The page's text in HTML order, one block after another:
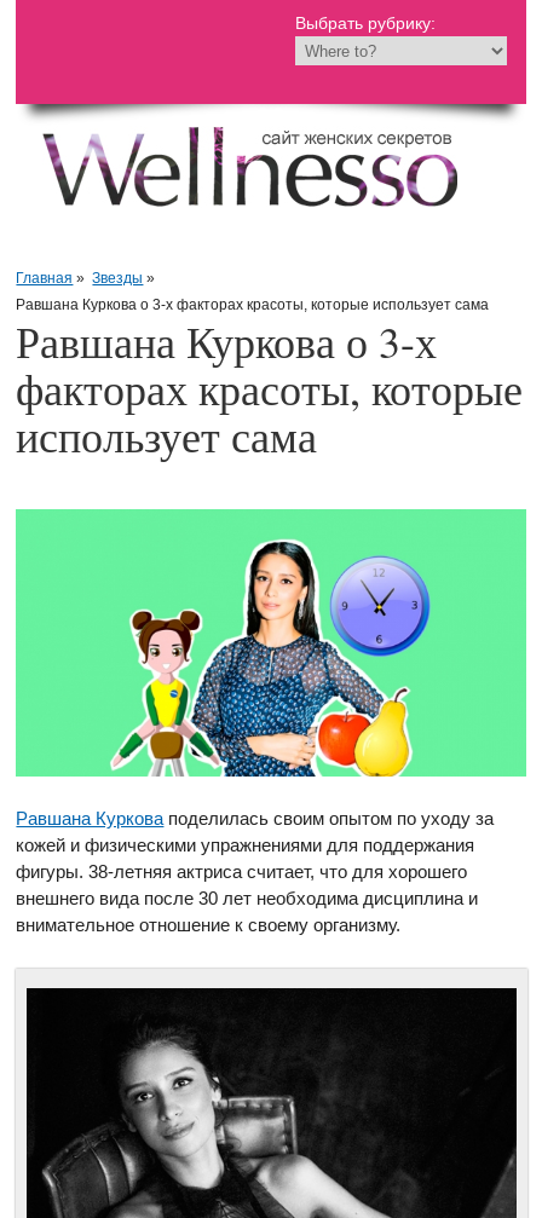
Выбрать рубрику:
Главная » Звезды »
Равшана Куркова о 3-х факторах красоты, которые использует сама
Равшана Куркова о 3-х
факторах красоты, которые
использует сама
Равшана Куркова поделилась своим опытом по уходу за
кожей и физическими упражнениями для поддержания
фигуры. 38-летняя актриса считает, что для хорошего
внешнего вида после 30 лет необходима дисциплина и
внимательное отношение к своему организму.